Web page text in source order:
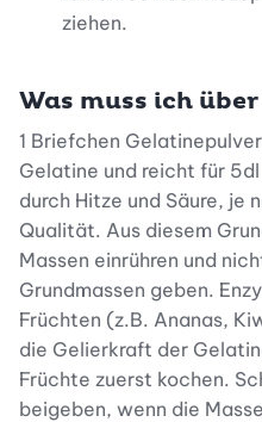
ziehen.
Was muss ich
1 Briefchen
Gelatine und reicht für
durch Hitze und Säure, je
Qualität. Aus diesem
Massen einrühren und
Grundmassen geben.
Früchten (z.B. Ananas,
die Gelierkraft der
Früchte zuerst kochen.
beigeben, wenn die